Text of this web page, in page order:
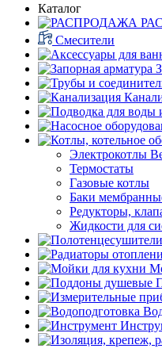
Каталог
Смесители
Электрокотлы
Термостаты
Газовые котлы
Баки
Редукторы,
Жидкости для